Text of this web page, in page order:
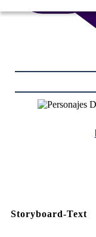
Storyboard-Text